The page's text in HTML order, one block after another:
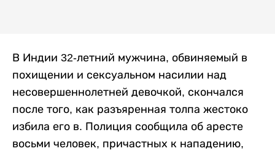
В Индии 32-летний мужчина, обвиняемый в
похищении и сексуальном насилии над
несовершеннолетней девочкой, скончался
после того, как разъяренная толпа жестоко
избила его в. Полиция сообщила об аресте
восьми человек, причастных к нападению,